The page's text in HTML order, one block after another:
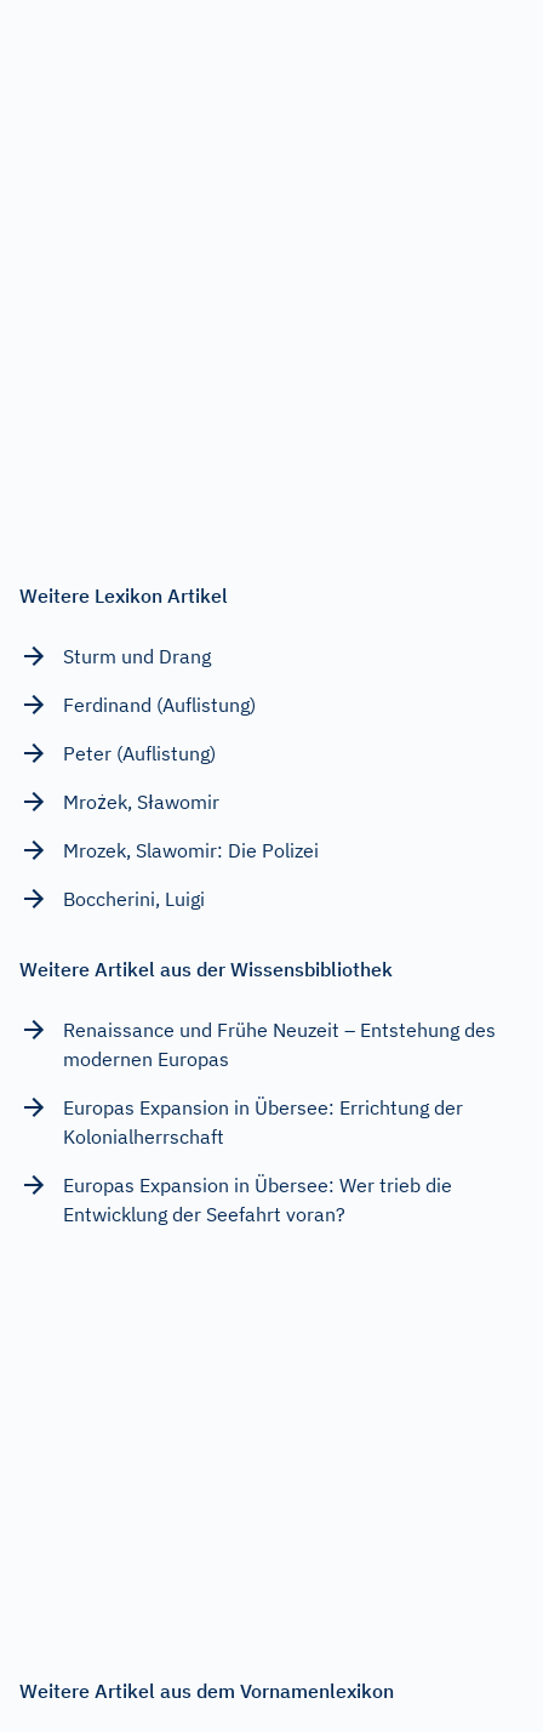
Weitere Lexikon Artikel
Sturm und Drang
Ferdinand (Auflistung)
Peter (Auflistung)
Mrożek, Sławomir
Mrozek, Slawomir: Die Polizei
Boccherini, Luigi
Weitere Artikel aus der Wissensbibliothek
Renaissance und Frühe Neuzeit – Entstehung des
modernen Europas
Europas Expansion in Übersee: Errichtung der
Kolonialherrschaft
Europas Expansion in Übersee: Wer trieb die
Entwicklung der Seefahrt voran?
Weitere Artikel aus dem Vornamenlexikon